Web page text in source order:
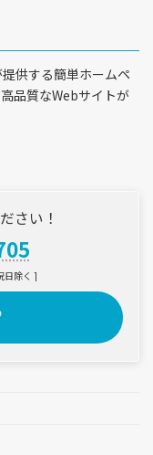
供する簡単ホームペ
品質なWebサイトが
さい！
日除く ]